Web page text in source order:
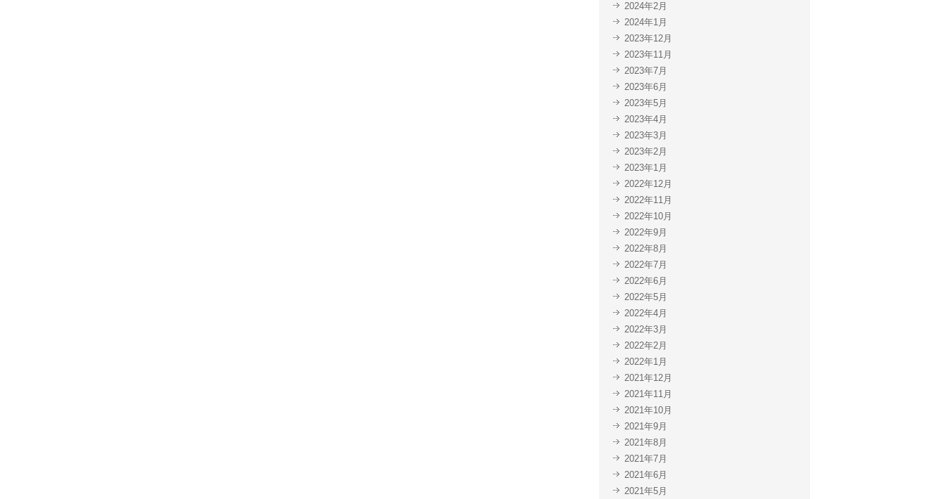
2024年2月
2024年1月
2023年12月
2023年11月
2023年7月
2023年6月
2023年5月
2023年4月
2023年3月
2023年2月
2023年1月
2022年12月
2022年11月
2022年10月
2022年9月
2022年8月
2022年7月
2022年6月
2022年5月
2022年4月
2022年3月
2022年2月
2022年1月
2021年12月
2021年11月
2021年10月
2021年9月
2021年8月
2021年7月
2021年6月
2021年5月